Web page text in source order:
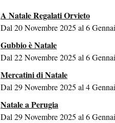
A Natale Regalati Orvieto
Dal 20 Novembre 2025 al 6
Gubbio è Natale
Dal 22 Novembre 2025 al 6
Mercatini di Natale
Dal 29 Novembre 2025 al 4
Natale a Perugia
Dal 29 Novembre 2025 al 6